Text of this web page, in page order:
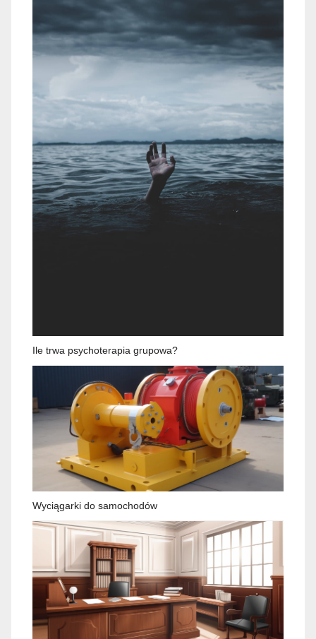
Ile trwa psychoterapia grupowa?
Wyciągarki do samochodów